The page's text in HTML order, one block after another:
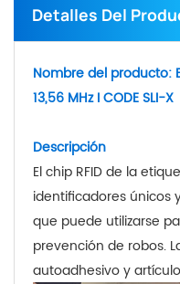
Detalles Del
Nombre del producto:
13,56 MHz I CODE SLI-X
Descripción
El chip RFID de la
identificadores únicos
que puede utilizarse
prevención de robos.
autoadhesivo y